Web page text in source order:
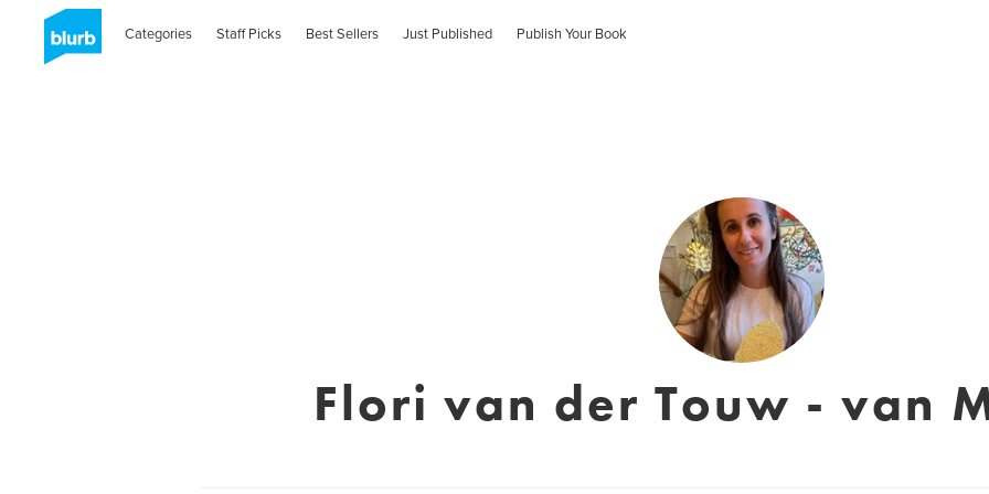
Categories Staff Picks Best Sellers Just Published Publish Your Book
Flori van der Touw - van